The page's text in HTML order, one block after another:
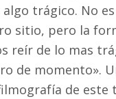
trágico. No
sitio, pero la
reír de lo mas
de momento».
de este